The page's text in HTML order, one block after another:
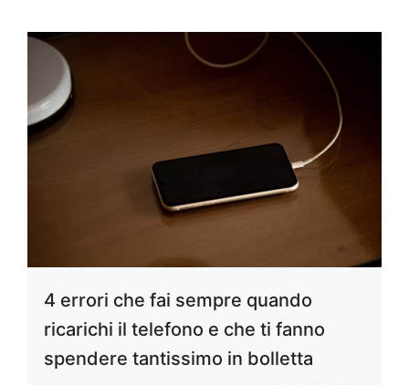
4 errori che fai sempre quando
ricarichi il telefono e che ti fanno
spendere tantissimo in bolletta